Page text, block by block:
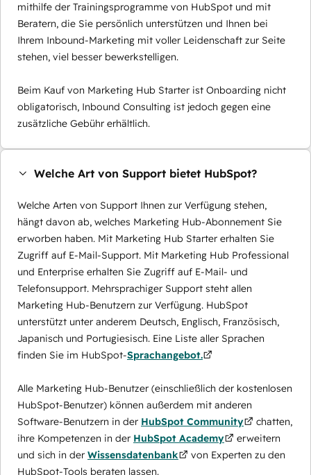
mithilfe der Trainingsprogramme von HubSpot und mit
Beratern, die Sie persönlich unterstützen und Ihnen bei
Ihrem Inbound-Marketing mit voller Leidenschaft zur Seite
stehen, viel besser bewerkstelligen.
Beim Kauf von Marketing Hub Starter ist Onboarding nicht
obligatorisch, Inbound Consulting ist jedoch gegen eine
zusätzliche Gebühr erhältlich.
Welche Art von Support bietet HubSpot?
Welche Arten von Support Ihnen zur Verfügung stehen,
hängt davon ab, welches Marketing Hub-Abonnement Sie
erworben haben. Mit Marketing Hub Starter erhalten Sie
Zugriff auf E-Mail-Support. Mit Marketing Hub Professional
und Enterprise erhalten Sie Zugriff auf E-Mail- und
Telefonsupport. Mehrsprachiger Support steht allen
Marketing Hub-Benutzern zur Verfügung. HubSpot
unterstützt unter anderem Deutsch, Englisch, Französisch,
Japanisch und Portugiesisch. Eine Liste aller Sprachen
finden Sie im HubSpot-Sprachangebot.
Alle Marketing Hub-Benutzer (einschließlich der kostenlosen
HubSpot-Benutzer) können außerdem mit anderen
Software-Benutzern in der HubSpot Community
chatten,
ihre Kompetenzen in der HubSpot Academy
erweitern
und sich in der Wissensdatenbank
von Experten zu den
HubSpot-Tools beraten lassen.